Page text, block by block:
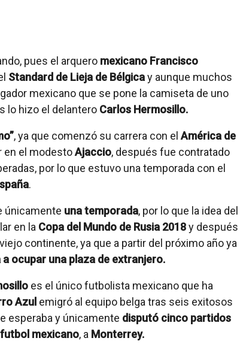
pues el arquero mexicano Francisco
Standard de Lieja de Bélgicay aunque muchos
mexicano que se pone la camiseta de uno
lo hizo el delantero Carlos Hermosillo.
, ya que comenzó su carrera con el América de
en el modestoAjaccio, después fue contratado
por lo que estuvo una temporada con el
.
únicamente una temporada, por lo que la idea del
en la Copa del Mundo de Rusia 2018y después
continente, ya que a partir del próximo año ya
a ocupar una plaza de extranjero.
es el único futbolista mexicano que ha
Azul emigró al equipo belga tras seis exitosos
esperaba y únicamente disputó cinco partidos
futbol mexicano, a Monterrey.